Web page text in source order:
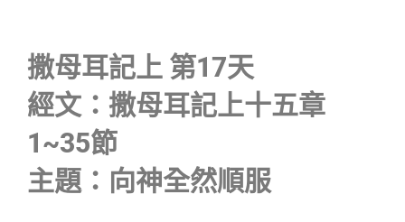
撒母耳記上 第17天
經文：撒母耳記上十五章
1~35節
主題：向神全然順服